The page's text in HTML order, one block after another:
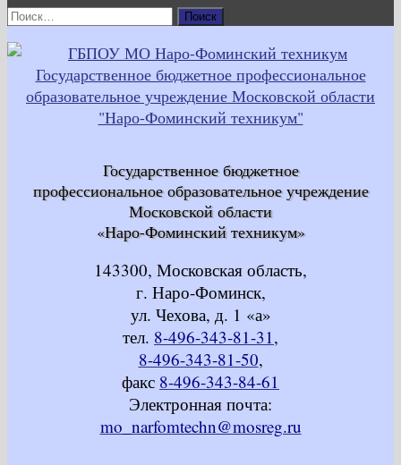
Найти:
Государственное бюджетное
профессиональное образовательное учреждение
Московской области
«Наро-Фоминский техникум»
143300, Московская область,
г. Наро-Фоминск,
ул. Чехова, д. 1 «а»
тел. 8-496-343-81-31,
8-496-343-81-50,
факс 8-496-343-84-61
Электронная почта:
mo_narfomtechn@mosreg.ru